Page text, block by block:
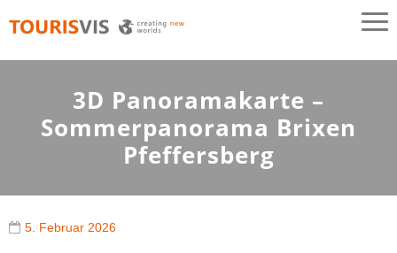
TOURISVIS
3D Panoramakarten aus Österreich
3D Panoramakarte –
Sommerpanorama Brixen
Pfeffersberg
5. Februar 2026